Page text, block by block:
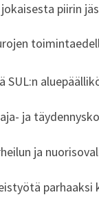
piirin
ja
ja
parhaaksi